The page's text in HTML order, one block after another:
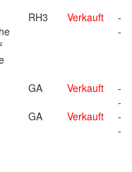
RH3 Verkauft
-
-
GA Verkauft
-
-
GA Verkauft
-
-